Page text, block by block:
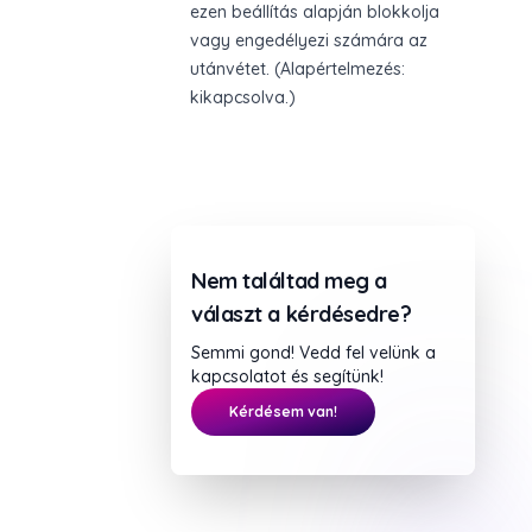
ezen beállítás alapján blokkolja
vagy engedélyezi számára az
utánvétet. (Alapértelmezés:
kikapcsolva.)
Nem találtad meg a
választ a kérdésedre?
Semmi gond! Vedd fel velünk a
kapcsolatot és segítünk!
Kérdésem van!